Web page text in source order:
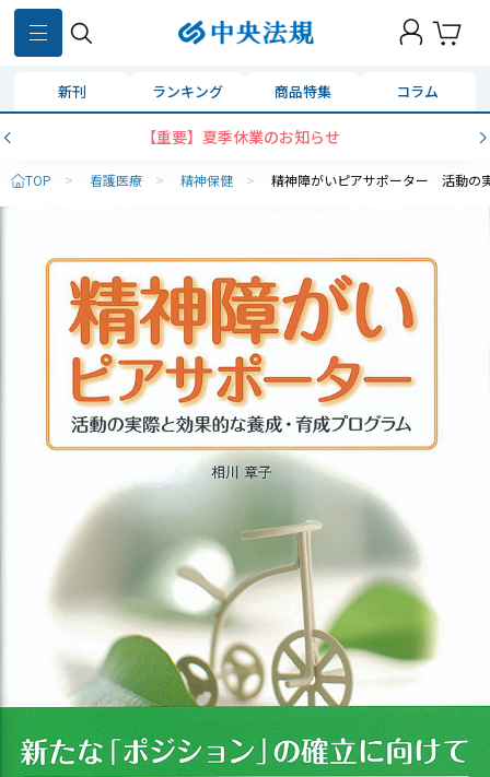
新刊 ランキング 商品特集 コラム
【重要】夏季休業のお知らせ
TOP > 看護医療 > 精神保健 > 精神障がいピアサポーター 活動の